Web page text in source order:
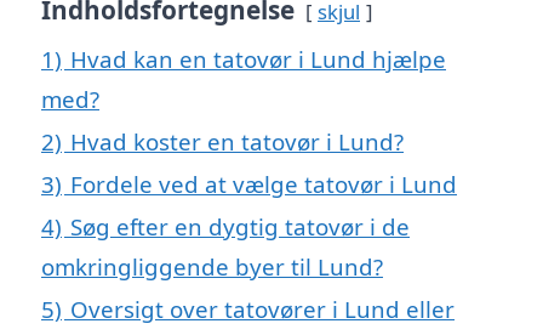
Indholdsfortegnelse skjul
1) Hvad kan en tatovør i Lund hjælpe
med?
2) Hvad koster en tatovør i Lund?
3) Fordele ved at vælge tatovør i Lund
4) Søg efter en dygtig tatovør i de
omkringliggende byer til Lund?
5) Oversigt over tatovører i Lund eller